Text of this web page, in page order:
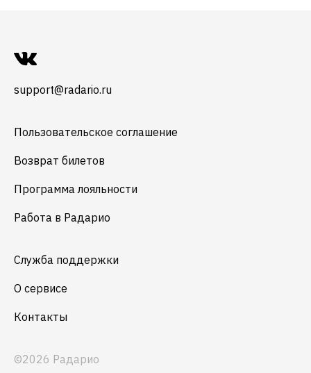
support@radario.ru
Пользовательское соглашение
Возврат билетов
Программа лояльности
Работа в Радарио
Служба поддержки
О сервисе
Контакты
©2026 Радарио